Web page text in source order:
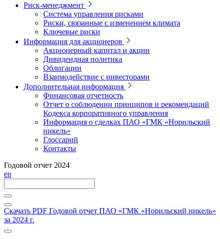
Риск-менеджмент
Система управления рисками
Риски, связанные с изменением климата
Ключевые риски
Информация для акционеров
Акционерный капитал и акции
Дивидендная политика
Облигации
Взаимодействие с инвесторами
Дополнительная информация
Финансовая отчетность
Отчет о соблюдении принципов и рекомендаций
Кодекса корпоративного управления
Информация о сделках ПАО «ГМК «Норильский
никель»
Глоссарий
Контакты
Годовой отчет 2024
en
Скачать PDF Годовой отчет ПАО «ГМК «Норильский никель»
за 2024 г.